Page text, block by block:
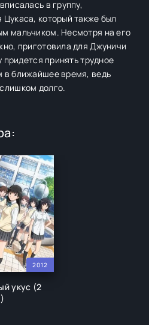
в группу,
который также был
мальчиком. Несмотря на его
приготовила для Джуничи
придется принять трудное
в ближайшее время, ведь
долго.
2012
укус (2